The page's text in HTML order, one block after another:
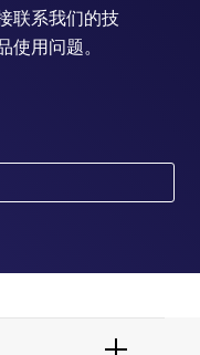
联系我们的技
用问题。